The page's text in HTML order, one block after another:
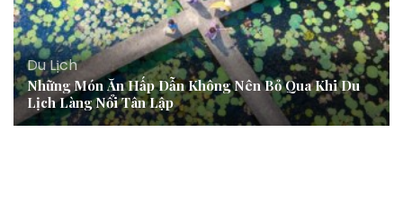
Du Lịch
Những Món Ăn Hấp Dẫn Không Nên Bỏ Qua Khi Du
Lịch Làng Nổi Tân Lập